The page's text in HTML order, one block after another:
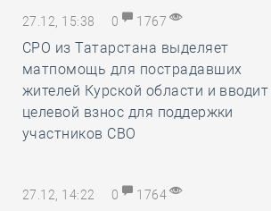
27.12, 15:38 0 1767
СРО из Татарстана выделяет
матпомощь для пострадавших
жителей Курской области и вводит
целевой взнос для поддержки
участников СВО
27.12, 14:22 0 1764